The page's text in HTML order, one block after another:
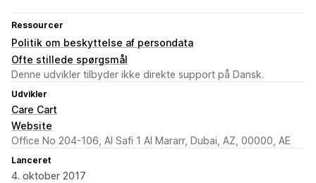
Ressourcer
Politik om beskyttelse af persondata
Ofte stillede spørgsmål
Denne udvikler tilbyder ikke direkte support på Dansk.
Udvikler
Care Cart
Website
Office No 204-106, Al Safi 1 Al Mararr, Dubai, AZ, 00000, AE
Lanceret
4. oktober 2017